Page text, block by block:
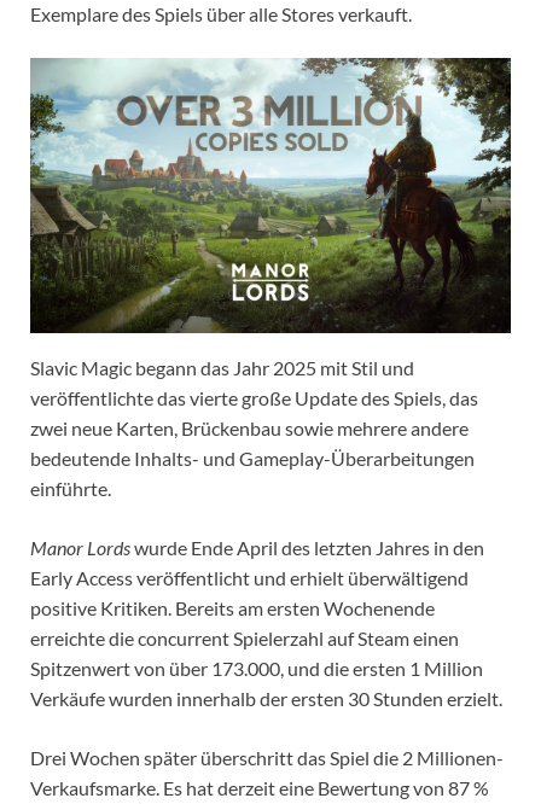
Exemplare des Spiels über alle Stores verkauft.
Slavic Magic begann das Jahr 2025 mit Stil und
veröffentlichte das vierte große Update des Spiels, das
zwei neue Karten, Brückenbau sowie mehrere andere
bedeutende Inhalts- und Gameplay-Überarbeitungen
einführte.
Manor Lordswurde Ende April des letzten Jahres in den
Early Access veröffentlicht und erhielt überwältigend
positive Kritiken. Bereits am ersten Wochenende
erreichte die concurrent Spielerzahl auf Steam einen
Spitzenwert von über 173.000, und die ersten 1 Million
Verkäufe wurden innerhalb der ersten 30 Stunden erzielt.
Drei Wochen später überschritt das Spiel die 2 Millionen-
Verkaufsmarke. Es hat derzeit eine Bewertung von 87 %